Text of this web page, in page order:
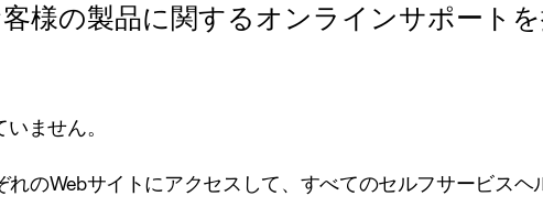
様の製品に関するオンラインサポートを
ません。
のWebサイトにアクセスして、すべてのセルフサービス